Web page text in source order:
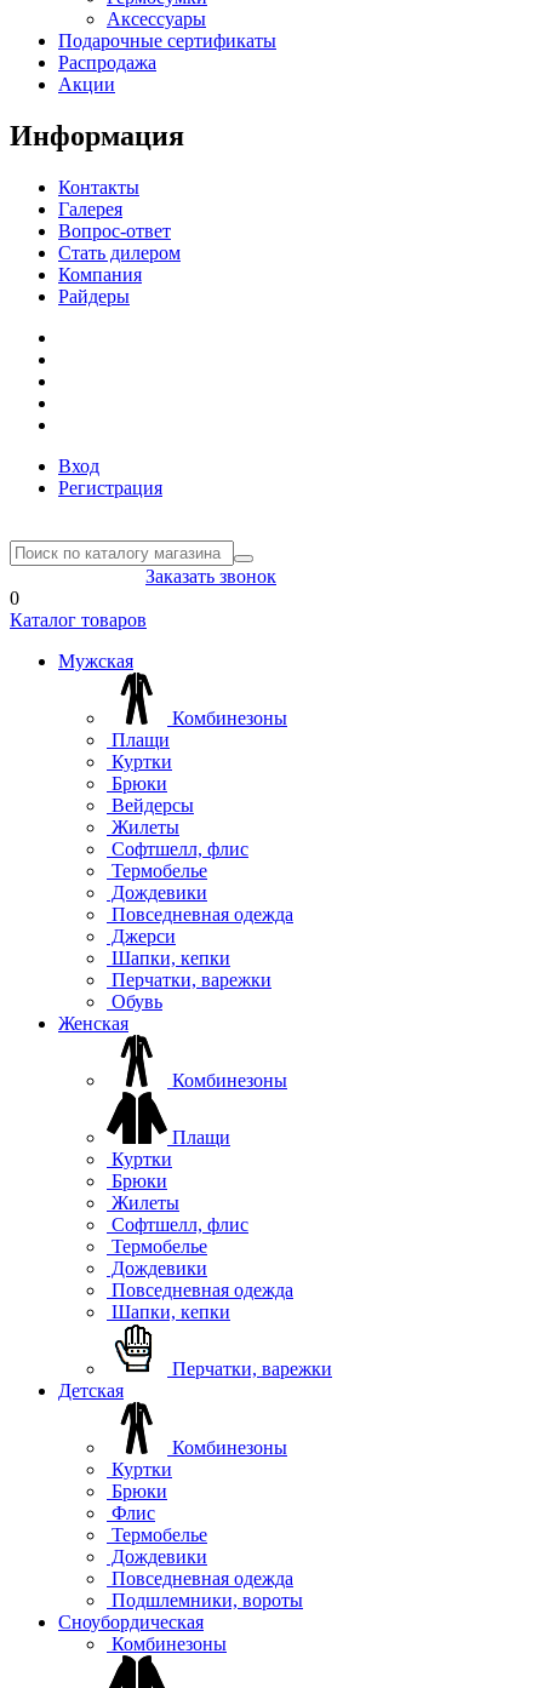
Аксессуары
Подарочные сертификаты
Распродажа
Акции
Информация
Контакты
Галерея
Вопрос-ответ
Стать дилером
Компания
Райдеры
Вход
Регистрация
Заказать звонок
0
Каталог товаров
Мужская
Комбинезоны
Плащи
Куртки
Брюки
Вейдерсы
Жилеты
Софтшелл, флис
Термобелье
Дождевики
Повседневная одежда
Джерси
Шапки, кепки
Перчатки, варежки
Обувь
Женская
Комбинезоны
Плащи
Куртки
Брюки
Жилеты
Софтшелл, флис
Термобелье
Дождевики
Повседневная одежда
Шапки, кепки
Перчатки, варежки
Детская
Комбинезоны
Куртки
Брюки
Флис
Термобелье
Дождевики
Повседневная одежда
Подшлемники, вороты
Сноубордическая
Комбинезоны